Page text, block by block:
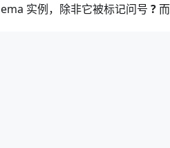
实例，除非它被标记问号 ?